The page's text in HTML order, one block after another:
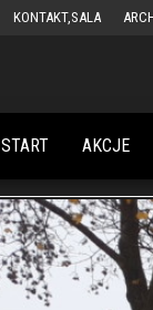
KONTAKT,SALA
START AKCJE